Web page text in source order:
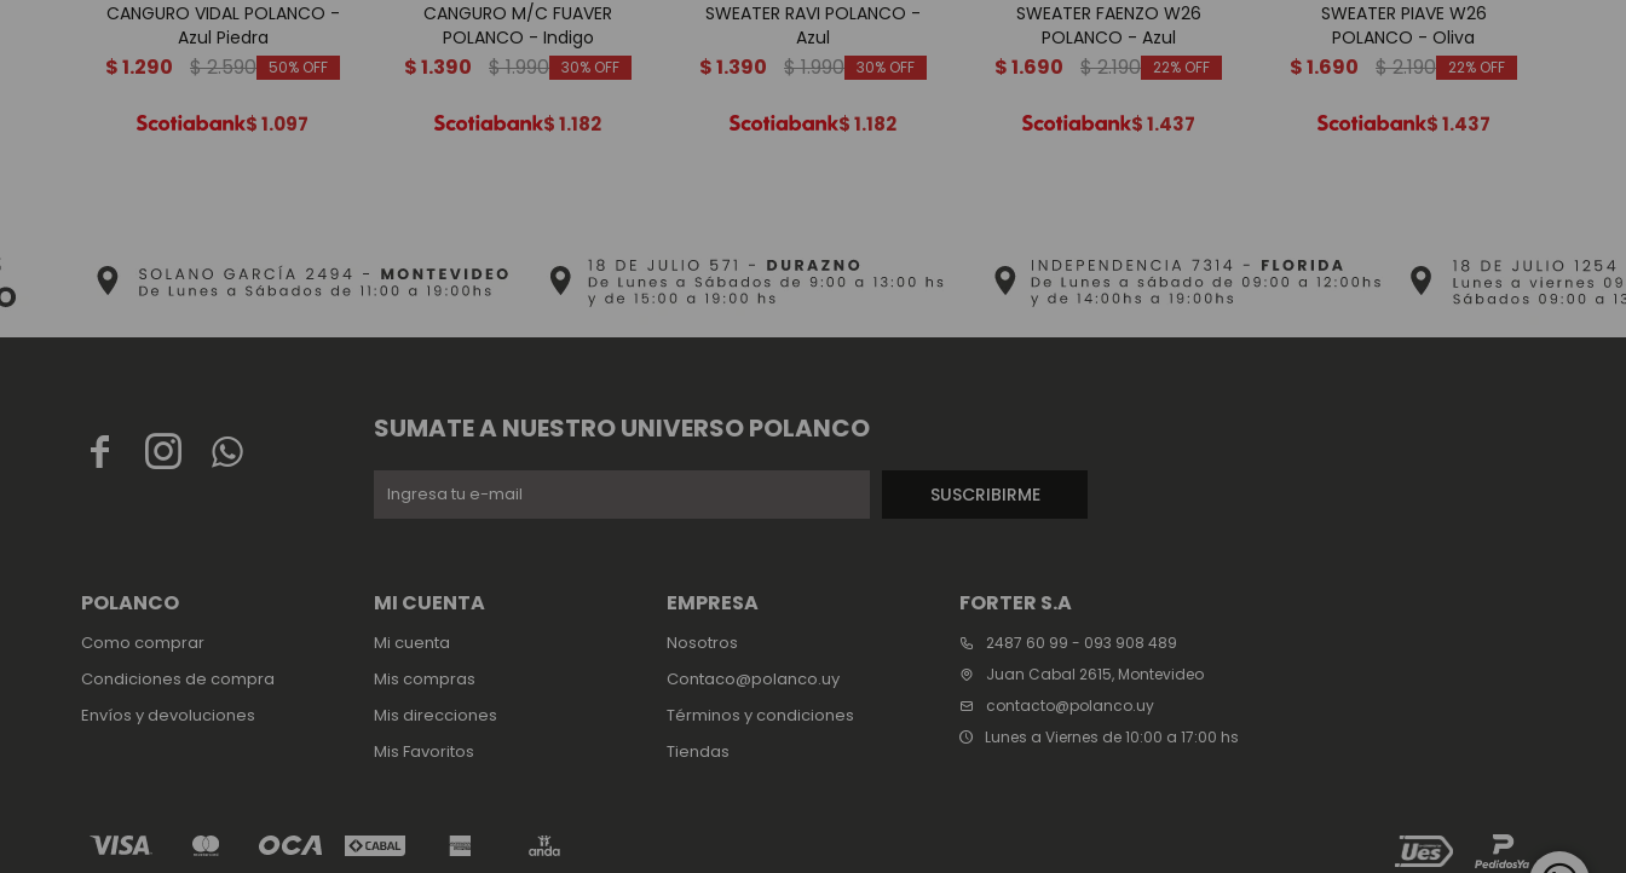
CANGURO VIDAL POLANCO -
Azul Piedra
$1.290 $2.590 50
$1.097
CANGURO M/C FUAVER
POLANCO - Indigo
$1.390 $1.990 30
$1.182
SWEATER RAVI POLANCO -
Azul
$1.390 $1.990 30
$1.182
SWEATER FAENZO W26
POLANCO - Azul
$1.690 $2.190 22
$1.437
SWEATER PIAVE W26
POLANCO - Oliva
$1.690 $2.190 22
$1.437
  
FORTER S.A
2487 60 99 - 093 908 489
Juan Cabal 2615, Montevideo
contacto@polanco.uy
Lunes a Viernes de 10:00 a 17:00 hs
EMPRESA
Nosotros
Contaco@polanco.uy
Términos y condiciones
Tiendas
POLANCO
Como comprar
Condiciones de compra
Envíos y devoluciones
MI CUENTA
Mi cuenta
Mis compras
Mis direcciones
Mis Favoritos
SUMATE A NUESTRO UNIVERSO POLANCO
SUSCRIBIRME